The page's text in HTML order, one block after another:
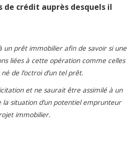
de crédit auprès desquels il
un prêt immobilier afin de savoir si une
liées à cette opération comme celles
de l’octroi d’un tel prêt.
et ne saurait être assimilé à un
situation d’un potentiel emprunteur
immobilier.